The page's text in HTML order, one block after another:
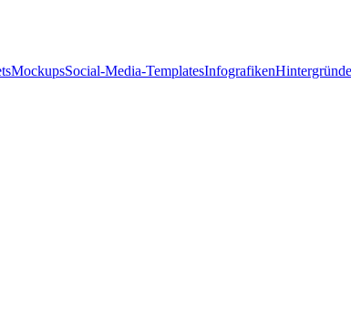
MockupsSocial-Media-TemplatesInfografiken